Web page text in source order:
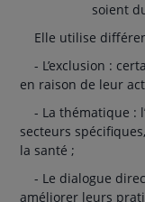
soient
Elle utilise
- L’exclusion :
en raison de leur
- La thématique :
secteurs
la santé ;
- Le dialogue
améliorer leurs